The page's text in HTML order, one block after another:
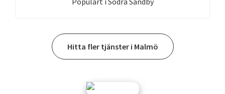
Hitta fler tjänster i Malmö